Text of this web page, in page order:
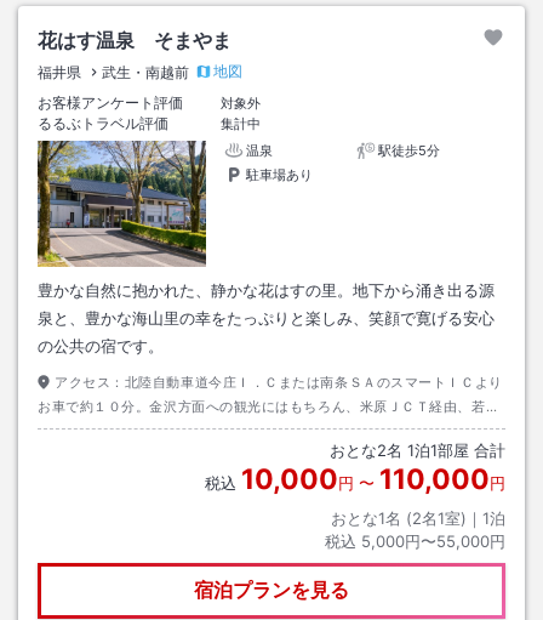
花はす温泉 そまやま
福井県 武生・南越前
地図
お客様アンケート評価
対象外
るるぶトラベル評価
集計中
温泉
駅徒歩5分
駐車場あり
豊かな自然に抱かれた、静かな花はすの里。地下から涌き出る源
泉と、豊かな海山里の幸をたっぷりと楽しみ、笑顔で寛げる安心
の公共の宿です。
アクセス： 北陸自動車道今庄Ｉ．Ｃまたは南条ＳＡのスマートＩＣより
お車で約１０分。金沢方面への観光にはもちろん、米原ＪＣＴ経由、若狭
方面や東尋坊、永平寺と各スポットへのアクセスの起点に便利。
おとな2名 1泊1部屋 合計
税込 10,000円 〜 110,000円
おとな1名 (2名1室)｜ 1泊
税込 5,000円〜55,000円
宿泊プランを見る